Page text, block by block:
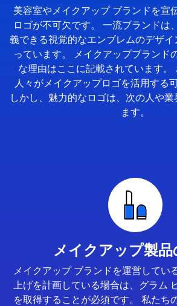
美容室やメイクアップ ブランドを宣
ロゴが不可欠です。 一流ブランドは
義できる視覚的なエンブレムのデザ
っています。 メイクアップブランド
な理由はここに記載されています。
人々がメイクアップロゴを活用する
しかし、魅力的なロゴは、次の人や
ます。
メイクアップ製
メイクアップ ブランドを運営してい
上げを計画している場合は、グラム
を取得することが必須です。 私たち